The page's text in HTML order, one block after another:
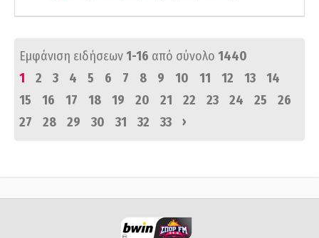
Εμφάνιση ειδήσεων1-16 από σύνολο 1440
1
2 3 4 5 6 7 8 9 10 11 12 13
14
15
16 17 18 19 20 21 22 23 24 25
26
27
28 29 30 31 32 33 ›